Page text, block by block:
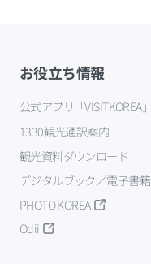
お役立ち情報
公式アプリ「VISITKOREA」
1330観光通訳案内
観光資料ダウンロード
デジタルブック／電子書籍
PHOTO KOREA
Odii